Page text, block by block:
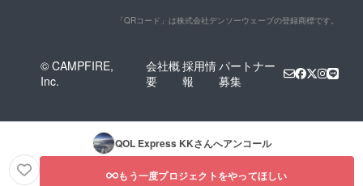
「QRコード」は株式会社デンソーウェーブの登録商標です。
© CAMPFIRE,
Inc.
会社概
要
採用情
報
パートナー
募集
QOL Express KKさんへアンコール
もう一度プロジェクトをやってほしい